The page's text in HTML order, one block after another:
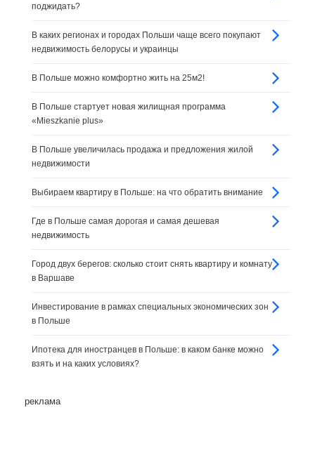
поджидать?
В каких регионах и городах Польши чаще всего покупают
недвижимость белорусы и украинцы
В Польше можно комфортно жить на 25м2!
В Польше стартует новая жилищная программа
«Mieszkanie plus»
В Польше увеличилась продажа и предложения жилой
недвижимости
Выбираем квартиру в Польше: на что обратить внимание
Где в Польше самая дорогая и самая дешевая
недвижимость
Город двух берегов: сколько стоит снять квартиру и комнату
в Варшаве
Инвестирование в рамках специальных экономических зон
в Польше
Ипотека для иностранцев в Польше: в каком банке можно
взять и на каких условиях?
реклама